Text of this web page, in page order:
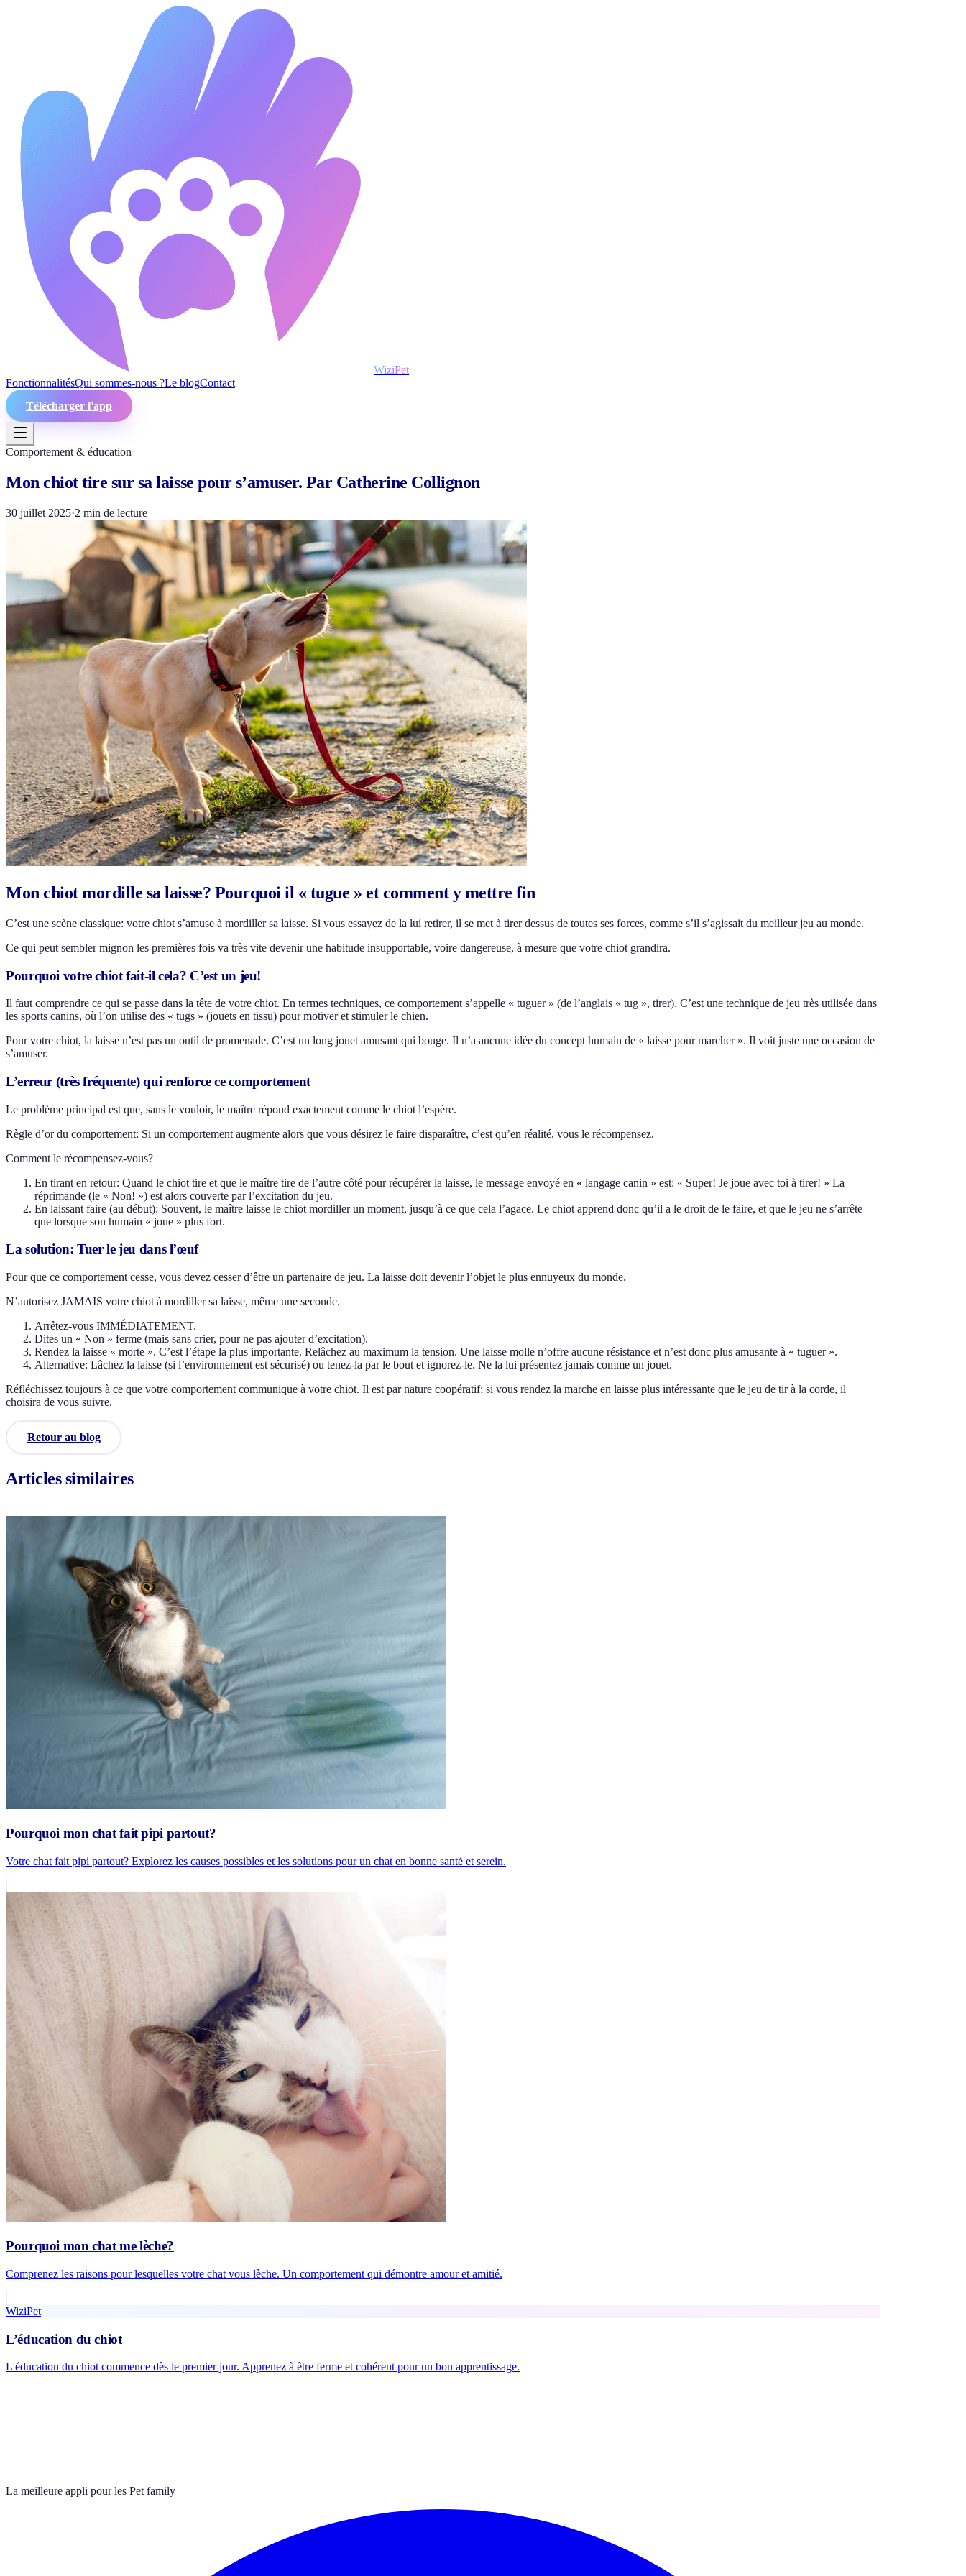
WiziPet
FonctionnalitésQui sommes-nous ?Le blogContact
Télécharger l'app
Comportement & éducation
Mon chiot tire sur sa laisse pour s’amuser. Par Catherine Collignon
30 juillet 2025·2 min de lecture
Mon chiot mordille sa laisse? Pourquoi il « tugue » et comment y mettre fin
C’est une scène classique: votre chiot s’amuse à mordiller sa laisse. Si vous essayez de la lui retirer, il se met à tirer dessus de toutes ses forces, comme s’il s’agissait du meilleur jeu au monde.
Ce qui peut sembler mignon les premières fois va très vite devenir une habitude insupportable, voire dangereuse, à mesure que votre chiot grandira.
Pourquoi votre chiot fait-il cela? C’est un jeu!
Il faut comprendre ce qui se passe dans la tête de votre chiot. En termes techniques, ce comportement s’appelle « tuguer » (de l’anglais « tug », tirer). C’est une technique de jeu très utilisée dans
les sports canins, où l’on utilise des « tugs » (jouets en tissu) pour motiver et stimuler le chien.
Pour votre chiot, la laisse n’est pas un outil de promenade. C’est un long jouet amusant qui bouge. Il n’a aucune idée du concept humain de « laisse pour marcher ». Il voit juste une occasion de
s’amuser.
L’erreur (très fréquente) qui renforce ce comportement
Le problème principal est que, sans le vouloir, le maître répond exactement comme le chiot l’espère.
Règle d’or du comportement: Si un comportement augmente alors que vous désirez le faire disparaître, c’est qu’en réalité, vous le récompensez.
Comment le récompensez-vous?
En tirant en retour: Quand le chiot tire et que le maître tire de l’autre côté pour récupérer la laisse, le message envoyé en « langage canin » est: « Super! Je joue avec toi à tirer! » La
réprimande (le « Non! ») est alors couverte par l’excitation du jeu.
En laissant faire (au début): Souvent, le maître laisse le chiot mordiller un moment, jusqu’à ce que cela l’agace. Le chiot apprend donc qu’il a le droit de le faire, et que le jeu ne s’arrête
que lorsque son humain « joue » plus fort.
La solution: Tuer le jeu dans l’œuf
Pour que ce comportement cesse, vous devez cesser d’être un partenaire de jeu. La laisse doit devenir l’objet le plus ennuyeux du monde.
N’autorisez JAMAIS votre chiot à mordiller sa laisse, même une seconde.
Arrêtez-vous IMMÉDIATEMENT.
Dites un « Non » ferme (mais sans crier, pour ne pas ajouter d’excitation).
Rendez la laisse « morte ». C’est l’étape la plus importante. Relâchez au maximum la tension. Une laisse molle n’offre aucune résistance et n’est donc plus amusante à « tuguer ».
Alternative: Lâchez la laisse (si l’environnement est sécurisé) ou tenez-la par le bout et ignorez-le. Ne la lui présentez jamais comme un jouet.
Réfléchissez toujours à ce que votre comportement communique à votre chiot. Il est par nature coopératif; si vous rendez la marche en laisse plus intéressante que le jeu de tir à la corde, il
choisira de vous suivre.
Retour au blog
Articles similaires
Pourquoi mon chat fait pipi partout?
Votre chat fait pipi partout? Explorez les causes possibles et les solutions pour un chat en bonne santé et serein.
Pourquoi mon chat me lèche?
Comprenez les raisons pour lesquelles votre chat vous lèche. Un comportement qui démontre amour et amitié.
WiziPet
L’éducation du chiot
L'éducation du chiot commence dès le premier jour. Apprenez à être ferme et cohérent pour un bon apprentissage.
La meilleure appli pour les Pet family